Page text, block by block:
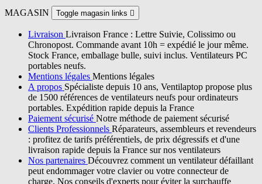
MAGASIN Toggle magasin links 
Livraison Livraison France : Lettre Suivie, Colissimo ou
Chronopost. Commande avant 10h = expédié le jour même.
Stock France, emballage bulle, suivi inclus. Ventilateurs PC
portables neufs.
Mentions légales Mentions légales
A propos Spécialiste depuis 10 ans, Ventilaptop propose plus
de 1500 références de ventilateurs neufs pour ordinateurs
portables. Expédition rapide depuis la France
Paiement sécurisé Notre méthode de paiement sécurisé
Clients Professionnels Réparateurs, assembleurs et revendeurs
: profitez de tarifs préférentiels, de prix dégressifs et d'une
livraison rapide depuis la France sur nos ventilateurs
Nos partenaires Découvrez comment un ventilateur défaillant
peut endommager votre clavier ou votre connecteur de
charge. Nos conseils d'experts pour éviter la surchauffe